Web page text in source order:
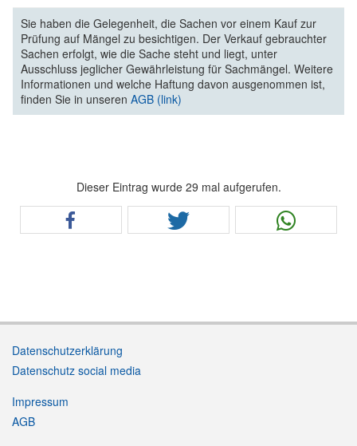
Sie haben die Gelegenheit, die Sachen vor einem Kauf zur
Prüfung auf Mängel zu besichtigen. Der Verkauf gebrauchter
Sachen erfolgt, wie die Sache steht und liegt, unter
Ausschluss jeglicher Gewährleistung für Sachmängel. Weitere
Informationen und welche Haftung davon ausgenommen ist,
finden Sie in unseren AGB (link)
Dieser Eintrag wurde 29 mal aufgerufen.
Datenschutzerklärung
Datenschutz social media
Impressum
AGB